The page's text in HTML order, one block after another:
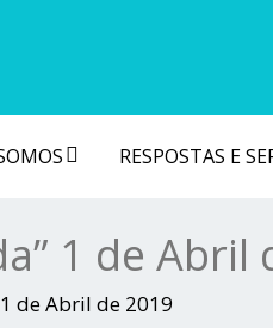
RESPOSTAS E
1 de Abril
de Abril de 2019